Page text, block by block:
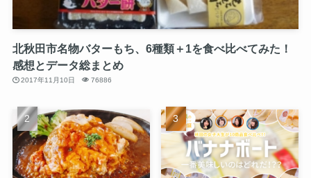
北秋田市名物バターもち、6種類＋1を食べ比べてみた！
感想とデータ総まとめ
2017年11月10日 76886